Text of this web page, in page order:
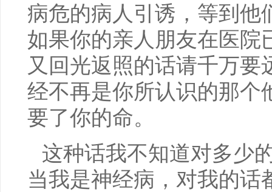
病危的病人引诱，等到他
如果你的亲人朋友在医院
又回光返照的话请千万
经不再是你所认识的那个
要了你的命。
这种话我不知道对多少
当我是神经病，对我的话